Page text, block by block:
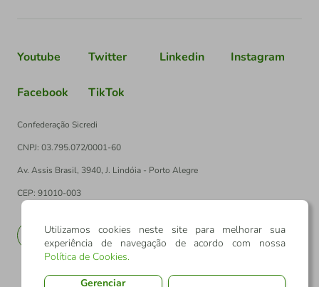
Youtube Twitter Linkedin Instagram
Facebook TikTok
Confederação Sicredi
CNPJ: 03.795.072/0001-60
Av. Assis Brasil, 3940, J. Lindóia - Porto Alegre
CEP: 91010-003
EN
Utilizamos cookies neste site para melhorar sua
experiência de navegação de acordo com nossa
Política de Cookies.
Gerenciar